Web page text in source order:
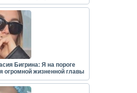
Бигрина: Я на пороге
огромной жизненной главы